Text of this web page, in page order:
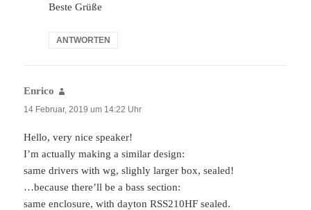
Beste Grüße
ANTWORTEN
Enrico
14 Februar, 2019 um 14:22 Uhr
Hello, very nice speaker!
I’m actually making a similar design:
same drivers with wg, slighly larger box, sealed!
…because there’ll be a bass section:
same enclosure, with dayton RSS210HF sealed.